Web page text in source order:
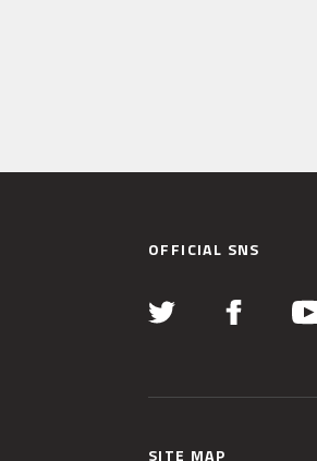
OFFICIAL SNS
SITE MAP